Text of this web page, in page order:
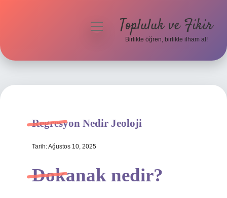
Hakkımızda
menüyüTopluluk ve Fikir
Birlikte öğren, birlikte ilham al!
Regresyon Nedir Jeoloji
Tarih: Ağustos 10, 2025
Dokanak nedir?